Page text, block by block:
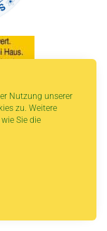
Nutzung unserer
zu. Weitere
Sie die
für andere Länder